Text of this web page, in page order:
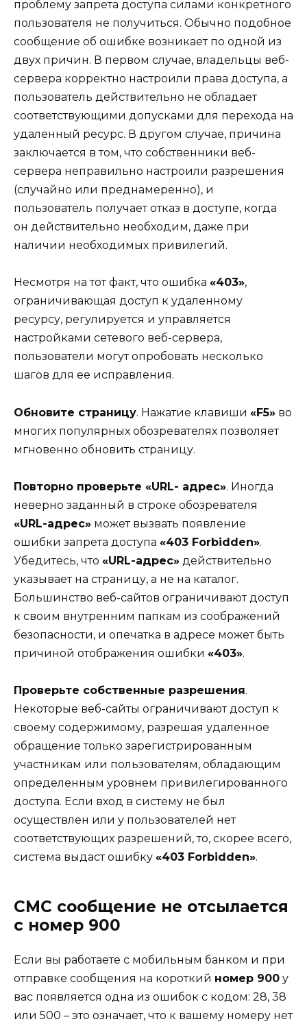
проблему запрета доступа силами конкретного
пользователя не получиться. Обычно подобное
сообщение об ошибке возникает по одной из
двух причин. В первом случае, владельцы веб-
сервера корректно настроили права доступа, а
пользователь действительно не обладает
соответствующими допусками для перехода на
удаленный ресурс. В другом случае, причина
заключается в том, что собственники веб-
сервера неправильно настроили разрешения
(случайно или преднамеренно), и
пользователь получает отказ в доступе, когда
он действительно необходим, даже при
наличии необходимых привилегий.
Несмотря на тот факт, что ошибка «403»,
ограничивающая доступ к удаленному
ресурсу, регулируется и управляется
настройками сетевого веб-сервера,
пользователи могут опробовать несколько
шагов для ее исправления.
Обновите страницу. Нажатие клавиши «F5» во
многих популярных обозревателях позволяет
мгновенно обновить страницу.
Повторно проверьте «URL- адрес». Иногда
неверно заданный в строке обозревателя
«URL-адрес» может вызвать появление
ошибки запрета доступа «403 Forbidden».
Убедитесь, что «URL-адрес» действительно
указывает на страницу, а не на каталог.
Большинство веб-сайтов ограничивают доступ
к своим внутренним папкам из соображений
безопасности, и опечатка в адресе может быть
причиной отображения ошибки «403».
Проверьте собственные разрешения.
Некоторые веб-сайты ограничивают доступ к
своему содержимому, разрешая удаленное
обращение только зарегистрированным
участникам или пользователям, обладающим
определенным уровнем привилегированного
доступа. Если вход в систему не был
осуществлен или у пользователей нет
соответствующих разрешений, то, скорее всего,
система выдаст ошибку «403 Forbidden».
СМС сообщение не отсылается
с номер 900
Если вы работаете с мобильным банком и при
отправке сообщения на короткий номер 900 у
вас появляется одна из ошибок с кодом: 28, 38
или 500 – это означает, что к вашему номеру нет